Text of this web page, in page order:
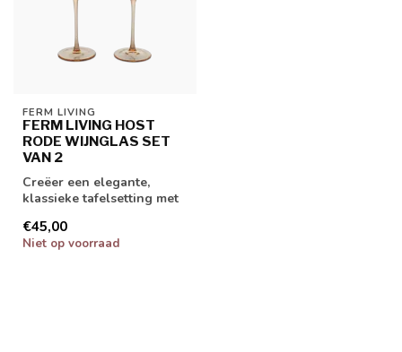
FERM LIVING
FERM LIVING HOST
RODE WIJNGLAS SET
VAN 2
Creëer een elegante,
klassieke tafelsetting met
collecti...
€45,00
Niet op voorraad